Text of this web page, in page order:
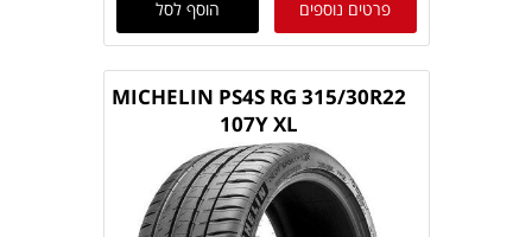
פרטים נוספים הוסף לסל
MICHELIN PS4S RG 315/30R22
107Y XL